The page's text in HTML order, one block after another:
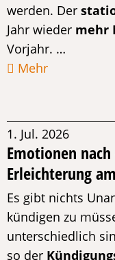
werden. Der
Jahr wieder mehr
Vorjahr. …
Mehr
1. Jul. 2026
Emotionen
Erleichterung
Es gibt nichts
kündigen zu
unterschiedlich
so der